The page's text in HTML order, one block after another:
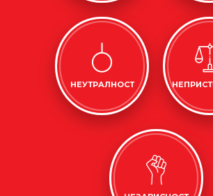
НЕУТРАЛНОСТ